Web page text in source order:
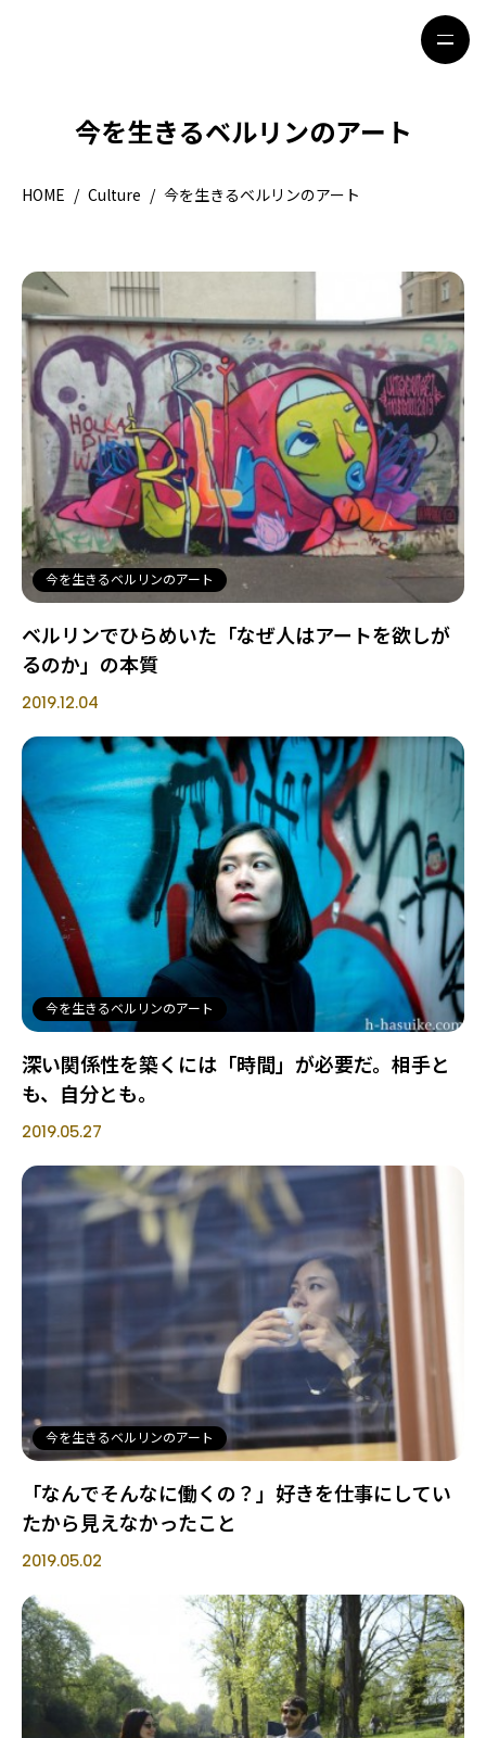
地域別ガイド
グルメ
ライフスタイル
著者一覧
ライター募集
今を生きるベルリンのアート
HOME / Culture / 今を生きるベルリンのアート
今を生きるベルリンのアート
ベルリンでひらめいた「なぜ人はアートを欲しが
るのか」の本質
2019.12.04
今を生きるベルリンのアート
深い関係性を築くには「時間」が必要だ。相手と
も、自分とも。
2019.05.27
今を生きるベルリンのアート
「なんでそんなに働くの？」好きを仕事にしてい
たから見えなかったこと
2019.05.02